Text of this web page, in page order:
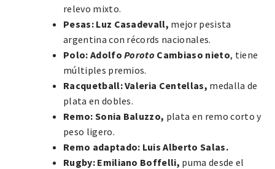
relevo mixto.
Pesas: Luz Casadevall, mejor pesista
argentina con récords nacionales.
Polo: AdolfoPoroto Cambiaso nieto, tiene
múltiples premios.
Racquetball:Valeria Centellas, medalla de
plata en dobles.
Remo: Sonia Baluzzo, plata en remo corto y
peso ligero.
Remo adaptado: Luis Alberto Salas.
Rugby: Emiliano Boffelli, puma desde el